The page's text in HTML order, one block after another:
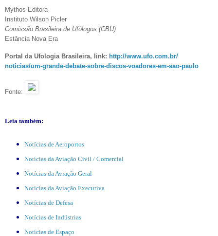
Mythos Editora
Instituto Wilson Picler
Comissão Brasileira de Ufólogos (CBU)
Estância Nova Era
Portal da Ufologia Brasileira, link: http://www.ufo.com.br/
noticias/um-grande-debate-sobre-discos-voadores-em-sao-paulo
Fonte:
Leia também:
Notícias de Aeroportos
Notícias da Aviação Civil / Comercial
Notícias da Aviação Geral
Notícias da Aviação Executiva
Notícias de Defesa
Notícias de Indústrias
Notícias de Espaço